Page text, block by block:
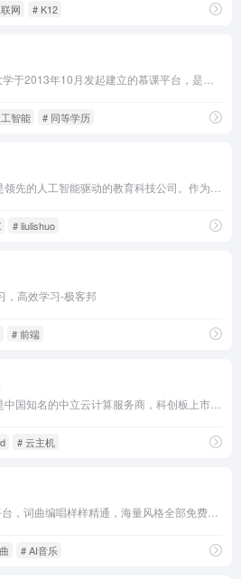
网 # K12
智能 # 同等学历
# liulishuo
，高效学习-极客邦
# 前端
# 云主机
# AI音乐